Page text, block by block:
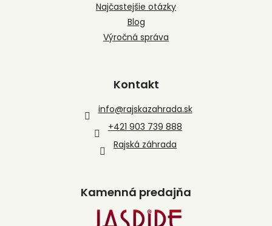
Najčastejšie otázky
Blog
Výročná správa
Kontakt
info@rajskazahrada.sk
+421 903 739 888
Rajská záhrada
Kamenná predajňa